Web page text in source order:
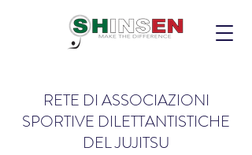
RETE DI ASSOCIAZIONI
SPORTIVE DILETTANTISTICHE
DEL JUJITSU